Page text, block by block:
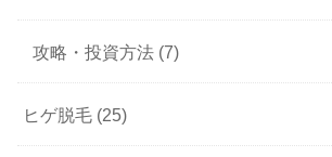
攻略・投資方法 (7)
ヒゲ脱毛 (25)